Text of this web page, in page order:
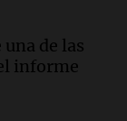
tras su
una de las
informe